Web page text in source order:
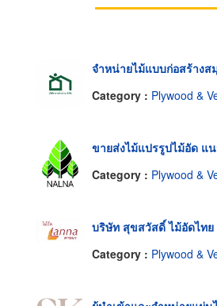
จำหน่ายไม้แบบก่อสร้างส
Category : Plywood &
ขายส่งไม้แปรรูปไม้อัด แ
Category : Plywood &
บริษัท สุขสวัสดิ์ ไม้อัดไทย
Category : Plywood &